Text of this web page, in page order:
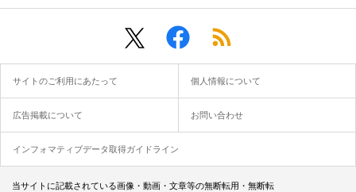
サイトのご利用にあたって 個人情報について
広告掲載について お問い合わせ
インフォマティブデータ取得ガイドライン
当サイトに記載されている画像・動画・文章等の無断転用・無断転